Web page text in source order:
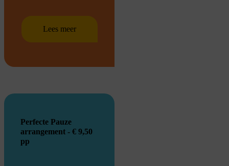
Lees meer
Perfecte Pauze
arrangement - € 9,50
pp